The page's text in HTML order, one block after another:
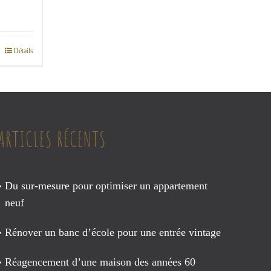
Détails
RÉCENTS
Du sur-mesure pour optimiser un appartement
neuf
Rénover un banc d’école pour une entrée vintage
Réagencement d’une maison des années 60